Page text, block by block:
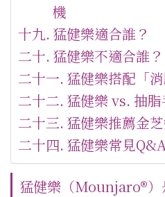
機
猛健樂適合誰？
猛健樂不適合誰？
猛健樂搭配「
猛健樂 vs. 抽脂
猛健樂推薦金
猛健樂常見
猛健樂（Mounjaro®）